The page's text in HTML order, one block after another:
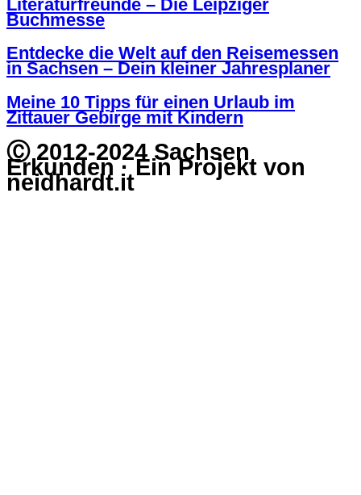
Literaturfreunde – Die Leipziger
Buchmesse
Entdecke die Welt auf den Reisemessen
in Sachsen – Dein kleiner Jahresplaner
Meine 10 Tipps für einen Urlaub im
Zittauer Gebirge mit Kindern
Ⓒ 2012-2024 Sachsen
Erkunden · Ein Projekt von
neidhardt.it